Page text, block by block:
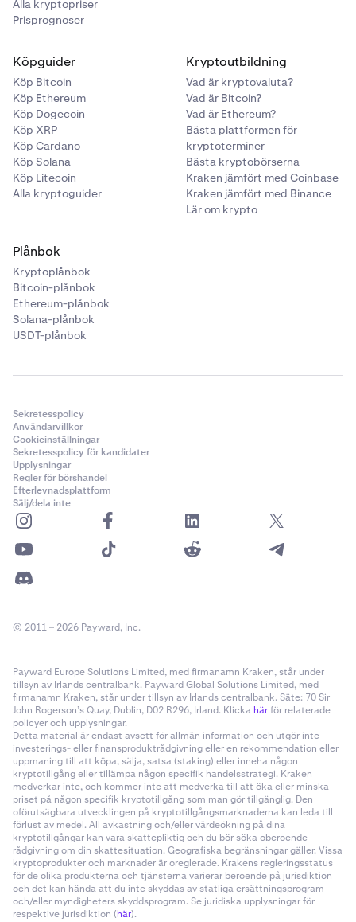
800–4 000 £
USD
10,00 USD
1 000–5 000 USD
Alla kryptopriser
Prisprognoser
Köpguider
Köp Bitcoin
Köp Ethereum
Köp Dogecoin
Köp XRP
Köp Cardano
Köp Solana
Köp Litecoin
Alla kryptoguider
Kryptoutbildning
Vad är kryptovaluta?
Vad är Bitcoin?
Vad är Ethereum?
Bästa plattformen för
kryptoterminer
Bästa kryptobörserna
Kraken jämfört med Coinbase
Kraken jämfört med Binance
Lär om krypto
Plånbok
Kryptoplånbok
Bitcoin-plånbok
Ethereum-plånbok
Solana-plånbok
USDT-plånbok
Sekretesspolicy
Användarvillkor
Cookieinställningar
Sekretesspolicy för kandidater
Upplysningar
Regler för börshandel
Efterlevnadsplattform
Sälj/dela inte
© 2011 – 2026 Payward, Inc.
Payward Europe Solutions Limited, med firmanamn Kraken, står under
tillsyn av Irlands centralbank. Payward Global Solutions Limited, med
firmanamn Kraken, står under tillsyn av Irlands centralbank. Säte: 70 Sir
John Rogerson’s Quay, Dublin, D02 R296, Irland. Klicka härför relaterade
policyer och upplysningar.
Detta material är endast avsett för allmän information och utgör inte
investerings- eller finansproduktrådgivning eller en rekommendation eller
uppmaning till att köpa, sälja, satsa (staking) eller inneha någon
kryptotillgång eller tillämpa någon specifik handelsstrategi. Kraken
medverkar inte, och kommer inte att medverka till att öka eller minska
priset på någon specifik kryptotillgång som man gör tillgänglig. Den
oförutsägbara utvecklingen på kryptotillgångsmarknaderna kan leda till
förlust av medel. All avkastning och/eller värdeökning på dina
kryptotillgångar kan vara skattepliktig och du bör söka oberoende
rådgivning om din skattesituation. Geografiska begränsningar gäller. Vissa
kryptoprodukter och marknader är oreglerade. Krakens regleringsstatus
för de olika produkterna och tjänsterna varierar beroende på jurisdiktion
och det kan hända att du inte skyddas av statliga ersättningsprogram
och/eller myndigheters skyddsprogram. Se juridiska upplysningar för
respektive jurisdiktion (här).